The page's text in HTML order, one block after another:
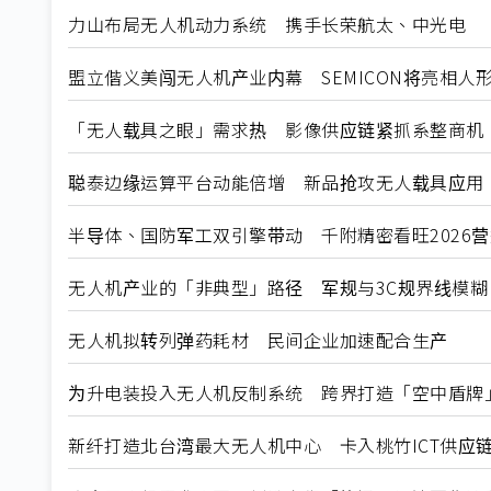
力山布局无人机动力系统 携手长荣航太、中光电
盟立偕义美闯无人机产业内幕 SEMICON将亮相人
「无人载具之眼」需求热 影像供应链紧抓系整商机
聪泰边缘运算平台动能倍增 新品抢攻无人载具应用
半导体、国防军工双引擎带动 千附精密看旺2026
无人机产业的「非典型」路径 军规与3C规界线模糊
无人机拟转列弹药耗材 民间企业加速配合生产
为升电装投入无人机反制系统 跨界打造「空中盾牌」
新纤打造北台湾最大无人机中心 卡入桃竹ICT供应